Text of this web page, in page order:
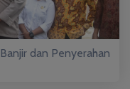
dan Penyerahan